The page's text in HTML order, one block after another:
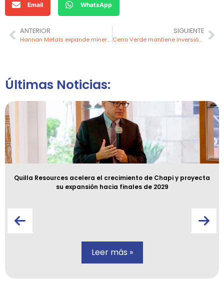
Email WhatsApp
ANTERIOR
Hannan Metals expande mineralización de oro en Previsto y afianza sistema hidrotermal coherente
SIGUIENTE
Cerro Verde mantiene inversión superior a US$ 300 millones pese a desafíos operativos
Últimas Noticias:
Quilla Resources acelera el crecimiento de Chapi y proyecta
su expansión hacia finales de 2029
Leer más »